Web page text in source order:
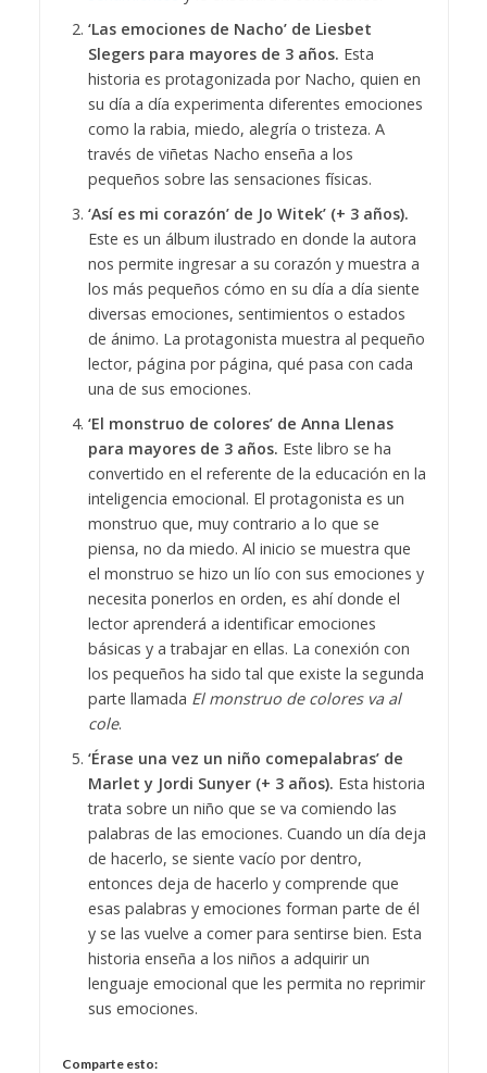
‘Las emociones de Nacho’ de Liesbet
Slegers para mayores de 3 años. Esta
historia es protagonizada por Nacho, quien en
su día a día experimenta diferentes emociones
como la rabia, miedo, alegría o tristeza. A
través de viñetas Nacho enseña a los
pequeños sobre las sensaciones físicas.
‘Así es mi corazón’ de Jo Witek’ (+ 3 años).
Este es un álbum ilustrado en donde la autora
nos permite ingresar a su corazón y muestra a
los más pequeños cómo en su día a día siente
diversas emociones, sentimientos o estados
de ánimo. La protagonista muestra al pequeño
lector, página por página, qué pasa con cada
una de sus emociones.
‘El monstruo de colores’ de Anna Llenas
para mayores de 3 años. Este libro se ha
convertido en el referente de la educación en la
inteligencia emocional. El protagonista es un
monstruo que, muy contrario a lo que se
piensa, no da miedo. Al inicio se muestra que
el monstruo se hizo un lío con sus emociones y
necesita ponerlos en orden, es ahí donde el
lector aprenderá a identificar emociones
básicas y a trabajar en ellas. La conexión con
los pequeños ha sido tal que existe la segunda
parte llamada El monstruo de colores va al
cole.
‘Érase una vez un niño comepalabras’ de
Marlet y Jordi Sunyer (+ 3 años). Esta historia
trata sobre un niño que se va comiendo las
palabras de las emociones. Cuando un día deja
de hacerlo, se siente vacío por dentro,
entonces deja de hacerlo y comprende que
esas palabras y emociones forman parte de él
y se las vuelve a comer para sentirse bien. Esta
historia enseña a los niños a adquirir un
lenguaje emocional que les permita no reprimir
sus emociones.
Comparte esto: